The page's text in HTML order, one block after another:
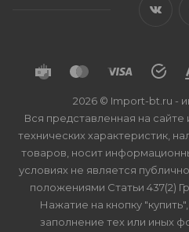
2026 © Import-bt.ru -
Вся представленная на
технических характеристик,
товаров, носит
условиях не является
положениями Статьи 437(2)
Нажатие на кнопку
заполнение тех или иных